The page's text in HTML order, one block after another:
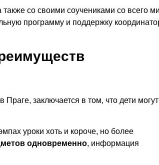
со своими соучениками со всего
программу и поддержку
Праге, заключается в том, что дети могут
уроки хоть и короче, но более
одновременно, информация